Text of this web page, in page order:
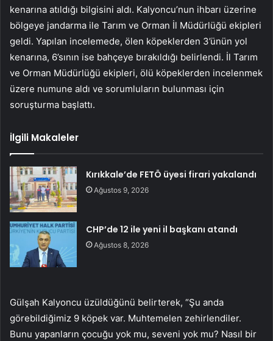
kenarına atıldığı bilgisini aldı. Kalyoncu’nun ihbarı üzerine
bölgeye jandarma ile Tarım ve Orman İl Müdürlüğü ekipleri
geldi. Yapılan incelemede, ölen köpeklerden 3’ünün yol
kenarına, 6’sının ise bahçeye bırakıldığı belirlendi. İl Tarım
ve Orman Müdürlüğü ekipleri, ölü köpeklerden incelenmek
üzere numune aldı ve sorumluların bulunması için
soruşturma başlattı.
İlgili Makaleler
Kırıkkale’de FETÖ üyesi firari yakalandı
Ağustos 9, 2026
CHP’de 12 ile yeni il başkanı atandı
Ağustos 8, 2026
Gülşah Kalyoncu üzüldüğünü belirterek, “Şu anda
görebildiğimiz 9 köpek var. Muhtemelen zehirlendiler.
Bunu yapanların çocuğu yok mu, seveni yok mu? Nasıl bir